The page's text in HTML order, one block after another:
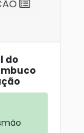
do